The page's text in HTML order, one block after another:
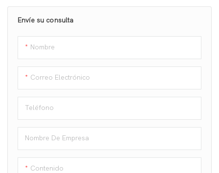
Envíe su consulta
Nombre
Correo Electrónico
Teléfono
Nombre De Empresa
Contenido
tus objetivos de producción?
¡Consulta ahora!